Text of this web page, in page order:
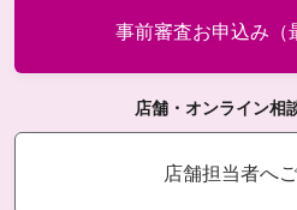
事前審査お申込み（
店舗・オンライン相
店舗担当者へ